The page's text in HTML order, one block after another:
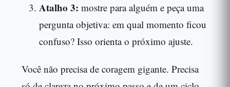
Atalho 3: mostre para alguém e peça uma
pergunta objetiva: em qual momento ficou
confuso? Isso orienta o próximo ajuste.
Você não precisa de coragem gigante. Precisa